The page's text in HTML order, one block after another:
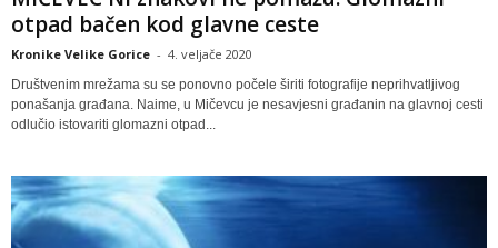
otpad bačen kod glavne ceste
Kronike Velike Gorice - 4. veljače 2020
Društvenim mrežama su se ponovno počele širiti fotografije neprihvatljivog
ponašanja građana. Naime, u Mičevcu je nesavjesni građanin na glavnoj cesti
odlučio istovariti glomazni otpad...